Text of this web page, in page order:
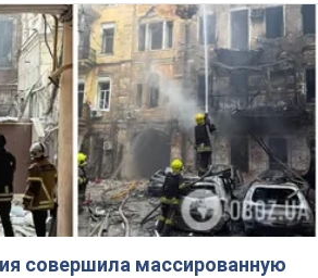
совершила массированную